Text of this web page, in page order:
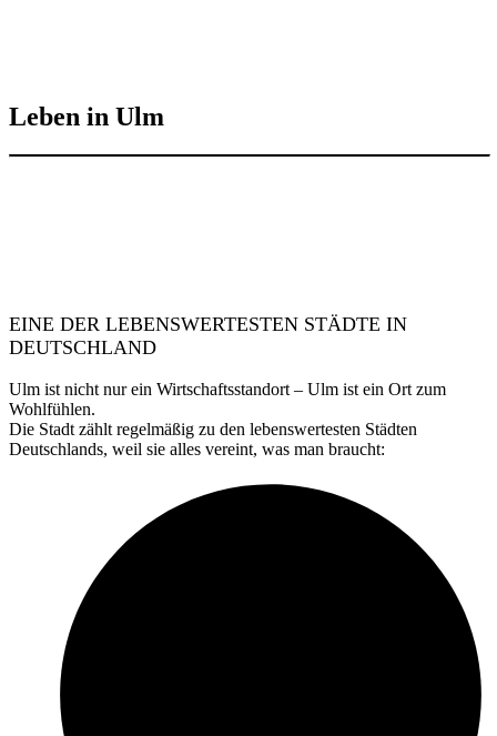
Leben in Ulm
EINE DER LEBENSWERTESTEN STÄDTE IN
DEUTSCHLAND
Ulm ist nicht nur ein Wirtschaftsstandort – Ulm ist ein Ort zum
Wohlfühlen.
Die Stadt zählt regelmäßig zu den lebenswertesten Städten
Deutschlands, weil sie alles vereint, was man braucht: